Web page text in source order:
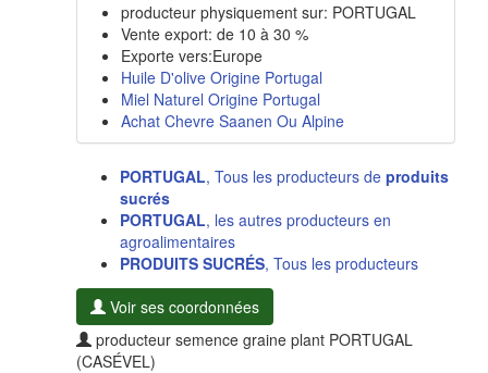
producteur physiquement sur: PORTUGAL
Vente export: de 10 à 30 %
Exporte vers:Europe
Huile D'olive Origine Portugal
Miel Naturel Origine Portugal
Achat Chevre Saanen Ou Alpine
PORTUGAL, Tous les producteurs de produits
sucrés
PORTUGAL, les autres producteurs en
agroalimentaires
PRODUITS SUCRÉS, Tous les producteurs
Voir ses coordonnées
producteur semence graine plant PORTUGAL
(CASÉVEL)